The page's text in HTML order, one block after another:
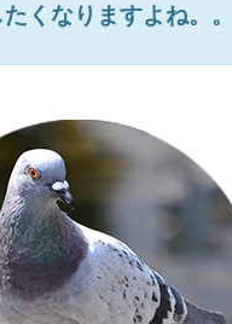
くなりますよね。。